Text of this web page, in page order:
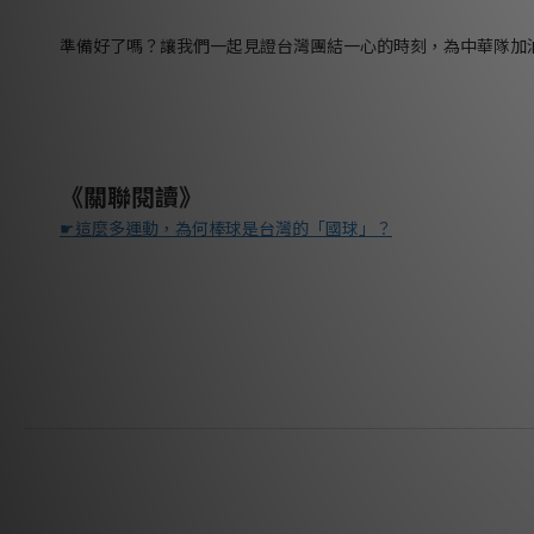
準備好了嗎？讓我們一起見證台灣團結一心的時刻，為中華隊加
《關聯閱讀》
☛這麼多運動，為何棒球是台灣的「國球」？